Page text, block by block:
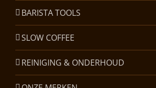
BARISTA TOOLS
SLOW COFFEE
REINIGING & ONDERHOUD